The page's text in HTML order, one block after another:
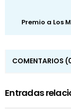
Premio a Los
COMENTARIOS
Entradas